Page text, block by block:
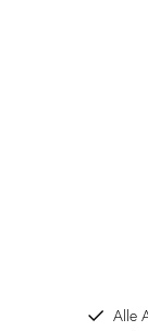
Alle